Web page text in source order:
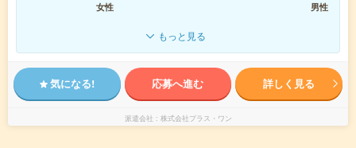
女性
男性
もっと見る
気になる! 応募へ進む 詳しく見る
派遣会社 株式会社プラス・ワン